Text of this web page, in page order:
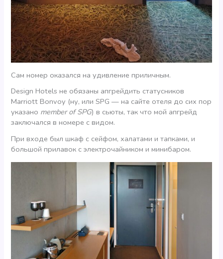
Сам номер оказался на удивление приличным.
Design Hotels не обязаны апгрейдить статусников
Marriott Bonvoy (ну, или SPG — на сайте отеля до сих пор
указано member of SPG) в сьюты, так что мой апгрейд
заключался в номере с видом.
При входе был шкаф с сейфом, халатами и тапками, и
большой прилавок с электрочайником и минибаром.